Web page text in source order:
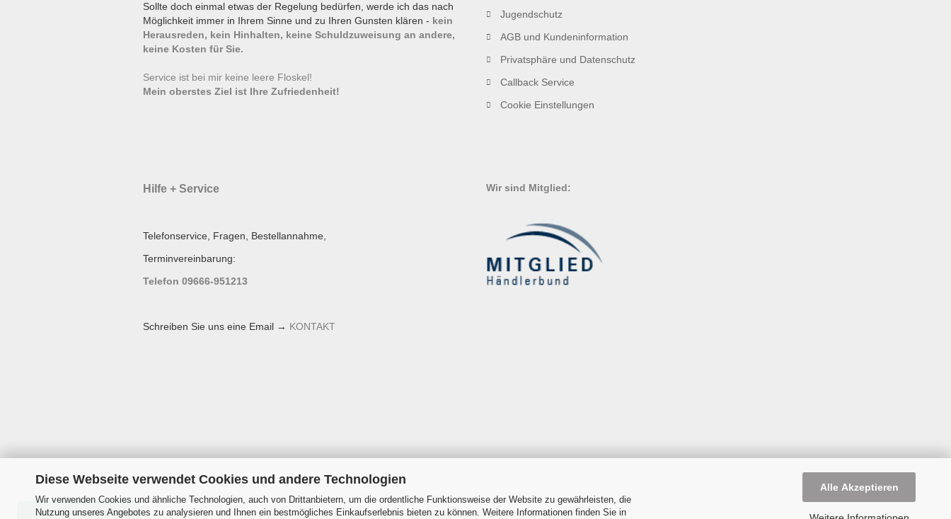
Diese Webseite verwendet Cookies und andere Technologien
Wir verwenden Cookies und ähnliche Technologien, auch von Drittanbietern, um die ordentliche Funktionsweise der Website zu gewährleisten, die
Nutzung unseres Angebotes zu analysieren und Ihnen ein bestmögliches Einkaufserlebnis bieten zu können. Weitere Informationen finden Sie in
Alle Akzeptieren
Sollte doch einmal etwas der Regelung bedürfen, werde ich das nach
Möglichkeit immer in Ihrem Sinne und zu Ihren Gunsten klären - kein
Herausreden, kein Hinhalten, keine Schuldzuweisung an andere,
keine Kosten für Sie.
Service ist bei mir keine leere Floskel!
Mein oberstes Ziel ist Ihre Zufriedenheit!
Jugendschutz
AGB und Kundeninformation
Privatsphäre und Datenschutz
Callback Service
Cookie Einstellungen
Hilfe + Service
Telefonservice, Fragen, Bestellannahme,
Terminvereinbarung:
Telefon 09666-951213
Schreiben Sie uns eine Email → KONTAKT
Wir sind Mitglied:
Onlineshop erstellenmit Gambio.de © 2026